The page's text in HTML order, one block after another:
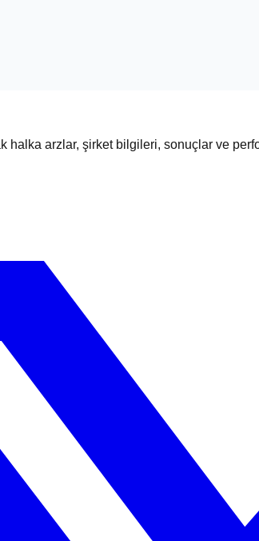
halka arzlar, şirket bilgileri, sonuçlar ve